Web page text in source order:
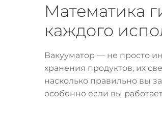
Математика
каждого
Вакууматор — не просто
хранения продуктов, их
насколько правильно вы
особенно если вы